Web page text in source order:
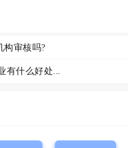
构审核吗?
有什么好处...